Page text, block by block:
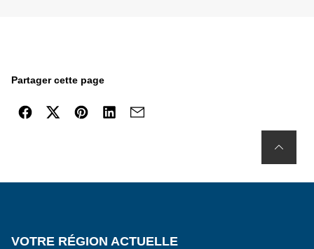
Partager cette page
VOTRE RÉGION ACTUELLE